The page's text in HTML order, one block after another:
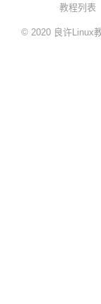
教程列表
© 2020 良许Linux